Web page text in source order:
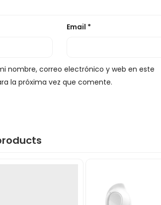
Email *
nombre, correo electrónico y web en este
la próxima vez que comente.